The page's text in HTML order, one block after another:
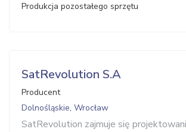
Produkcja pozostałego sprzętu
SatRevolution S.A
Producent
Dolnośląskie, Wrocław
SatRevolution zajmuje się